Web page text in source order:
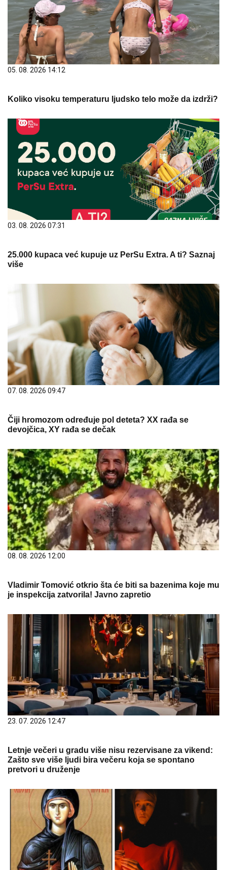
05. 08. 2026 14:12
Koliko visoku temperaturu ljudsko telo može da izdrži?
03. 08. 2026 07:31
25.000 kupaca već kupuje uz PerSu Extra. A ti? Saznaj
više
07. 08. 2026 09:47
Čiji hromozom određuje pol deteta? XX rađa se
devojčica, XY rađa se dečak
08. 08. 2026 12:00
Vladimir Tomović otkrio šta će biti sa bazenima koje mu
je inspekcija zatvorila! Javno zapretio
23. 07. 2026 12:47
Letnje večeri u gradu više nisu rezervisane za vikend:
Zašto sve više ljudi bira večeru koja se spontano
pretvori u druženje